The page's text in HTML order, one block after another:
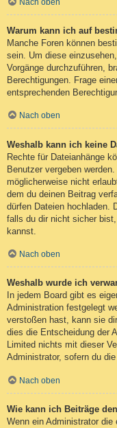
Warum kann ich auf
Manche Foren können
sein. Um diese
Vorgänge durchzuführen,
Berechtigungen. Frage
entsprechenden
Nach oben
Weshalb kann ich keine
Rechte für Dateianhänge
Benutzer vergeben
möglicherweise nicht
dem du deinen Beitrag
dürfen Dateien hochladen.
falls du dir nicht sicher
kannst.
Nach oben
Weshalb wurde ich
In jedem Board gibt es
Administration festgelegt
verstoßen hast, kann sie
dies die Entscheidung der
Limited nichts mit dieser
Administrator, sofern du
Nach oben
Wie kann ich Beiträge
Wenn ein Administrator die